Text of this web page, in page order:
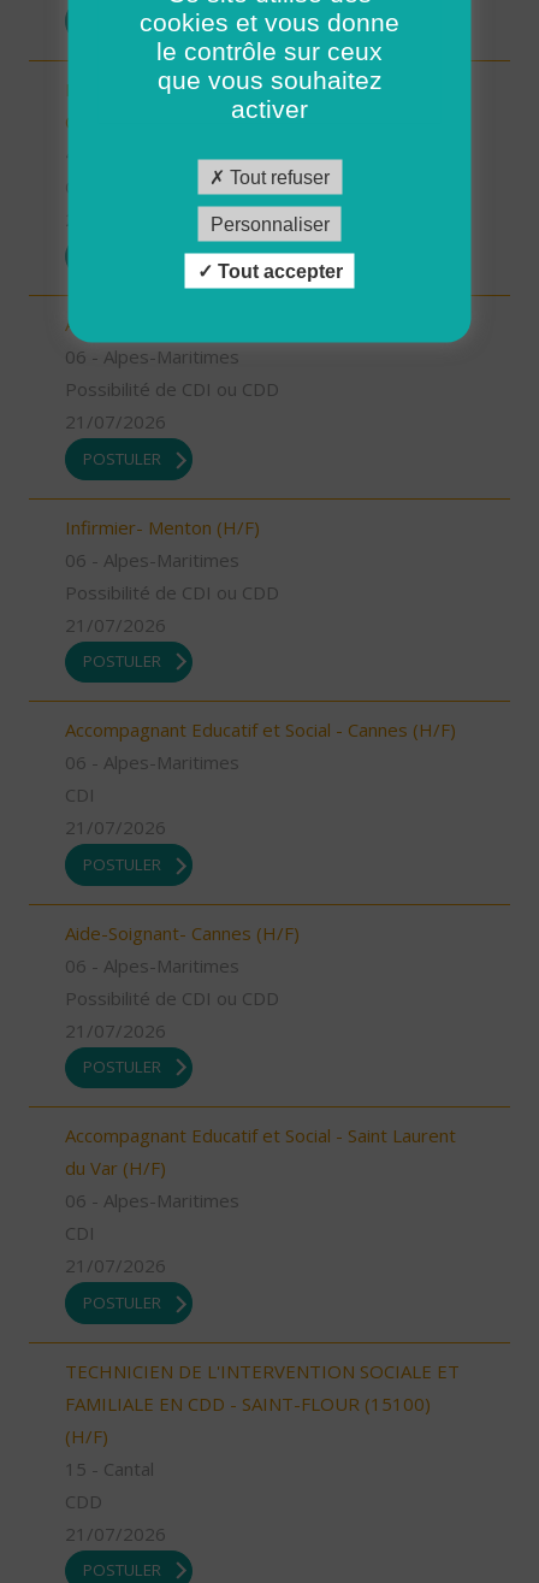
POSTULER
Responsable de secteur sur Noyers sur Cher -
CDD 2 mois Temps Plein (H/F)
41 - Loir-et-Cher
Aide à domicile - Menton (H/F)
06 - Alpes-Maritimes
Possibilité de CDI ou CDD
21/07/2026
POSTULER
Infirmier- Menton (H/F)
06 - Alpes-Maritimes
Possibilité de CDI ou CDD
21/07/2026
POSTULER
Accompagnant Educatif et Social - Cannes (H/F)
06 - Alpes-Maritimes
CDI
21/07/2026
POSTULER
Aide-Soignant- Cannes (H/F)
06 - Alpes-Maritimes
Possibilité de CDI ou CDD
21/07/2026
POSTULER
Accompagnant Educatif et Social - Saint Laurent
du Var (H/F)
06 - Alpes-Maritimes
CDI
21/07/2026
POSTULER
TECHNICIEN DE L'INTERVENTION SOCIALE ET
FAMILIALE EN CDD - SAINT-FLOUR (15100)
(H/F)
15 - Cantal
CDD
21/07/2026
POSTULER
cookies et vous donne
le contrôle sur ceux
que vous souhaitez
activer
Tout refuser
Personnaliser
Tout accepter